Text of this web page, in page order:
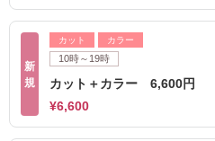
新
規
カット カラー
10時～19時
カット＋カラー 6,600円
¥6,600